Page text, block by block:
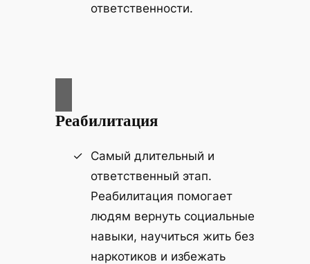
ответственности.
Реабилитация
Самый длительный и
ответственный этап.
Реабилитация помогает
людям вернуть социальные
навыки, научиться жить без
наркотиков и избежать